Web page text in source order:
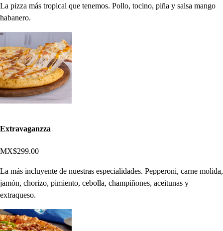
La pizza más tropical que tenemos. Pollo, tocino, piña y salsa mango
habanero.
Extravaganzza
MX$299.00
La más incluyente de nuestras especialidades. Pepperoni, carne molida,
jamón, chorizo, pimiento, cebolla, champiñones, aceitunas y
extraqueso.